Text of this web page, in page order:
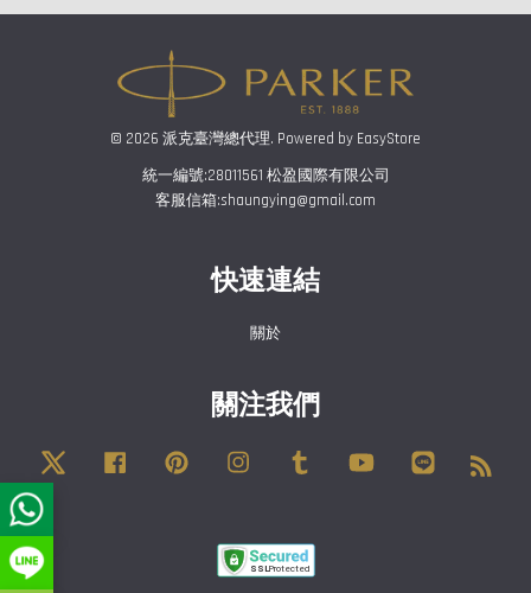
© 2026 派克臺灣總代理. Powered by EasyStore
統一編號:28011561 松盈國際有限公司
客服信箱:shaungying@gmail.com
快速連結
關於
關注我們
Twitter Facebook Pinterest Instagram Tumblr YouTube